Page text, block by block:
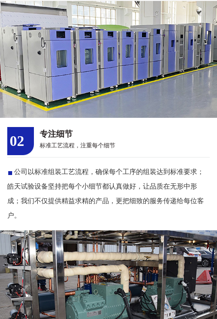
02 专注细节
标准工艺流程，注重每个细节
公司以标准组装工艺流程，确保每个工序的组装达到标准要求；
皓天试验设备坚持把每个小细节都认真做好，让品质在无形中形
成；我们不仅提供精益求精的产品，更把细致的服务传递给每位客
户。